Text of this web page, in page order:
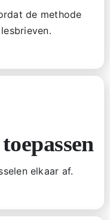
de methode
elkaar af.